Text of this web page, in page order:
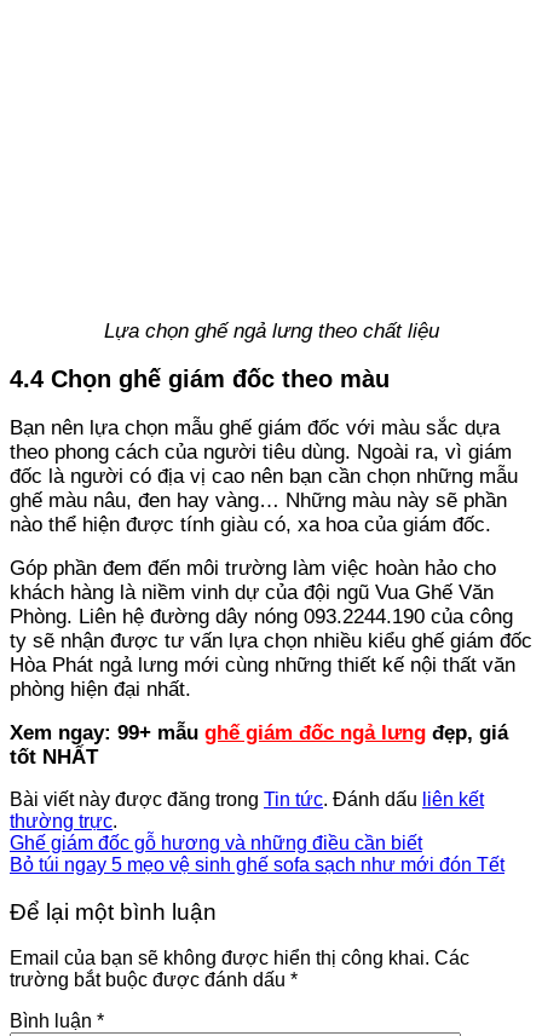
Lựa chọn ghế ngả lưng theo chất liệu
4.4 Chọn ghế giám đốc theo màu
Bạn nên lựa chọn mẫu ghế giám đốc với màu sắc dựa
theo phong cách của người tiêu dùng. Ngoài ra, vì giám
đốc là người có địa vị cao nên bạn cần chọn những mẫu
ghế màu nâu, đen hay vàng… Những màu này sẽ phần
nào thể hiện được tính giàu có, xa hoa của giám đốc.
Góp phần đem đến môi trường làm việc hoàn hảo cho
khách hàng là niềm vinh dự của đội ngũ Vua Ghế Văn
Phòng. Liên hệ đường dây nóng 093.2244.190 của công
ty sẽ nhận được tư vấn lựa chọn nhiều kiểu ghế giám đốc
Hòa Phát ngả lưng mới cùng những thiết kế nội thất văn
phòng hiện đại nhất.
Xem ngay: 99+ mẫu ghế giám đốc ngả lưng đẹp, giá
tốt NHẤT
Bài viết này được đăng trong Tin tức. Đánh dấu liên kết
thường trực.
Ghế giám đốc gỗ hương và những điều cần biết
Bỏ túi ngay 5 mẹo vệ sinh ghế sofa sạch như mới đón Tết
Để lại một bình luận
Email của bạn sẽ không được hiển thị công khai. Các
trường bắt buộc được đánh dấu *
Bình luận *